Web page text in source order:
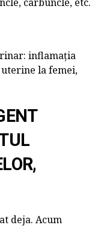
inflamația
la femei,
deja. Acum